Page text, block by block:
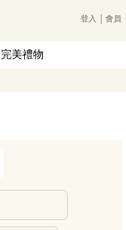
登入 │會員
完美禮物